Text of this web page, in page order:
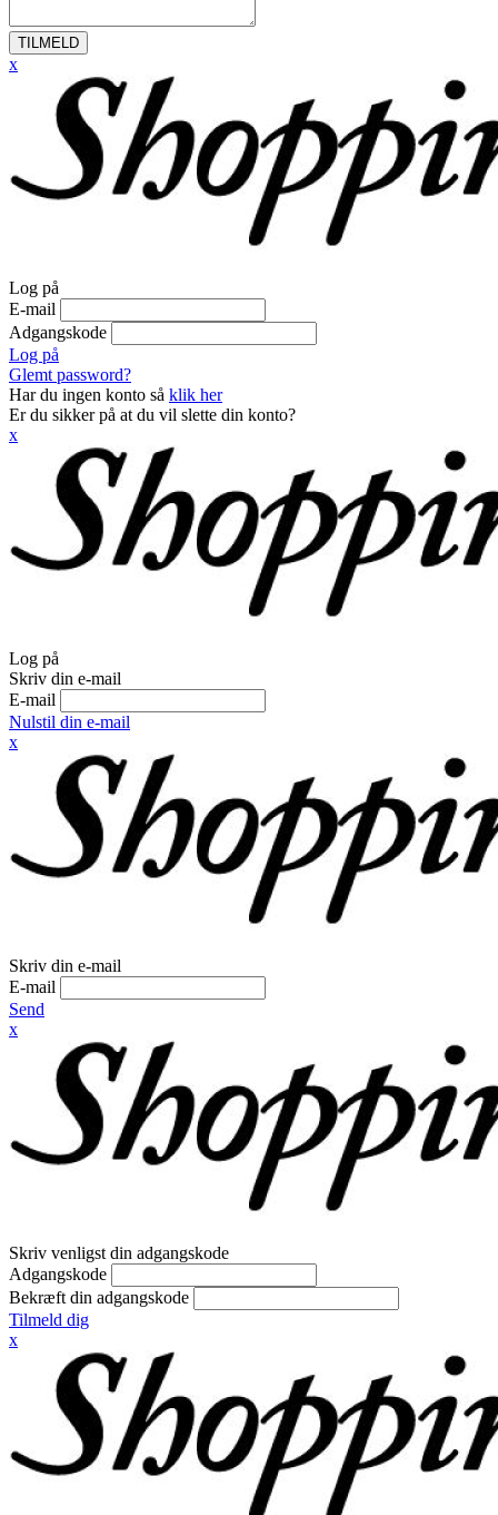
TILMELD
x
Log på
E-mail
Adgangskode
Log på
Glemt password?
Har du ingen konto så klik her
Er du sikker på at du vil slette din konto?
x
Log på
Skriv din e-mail
E-mail
Nulstil din e-mail
x
Skriv din e-mail
E-mail
Send
x
Skriv venligst din adgangskode
Adgangskode
Bekræft din adgangskode
Tilmeld dig
x